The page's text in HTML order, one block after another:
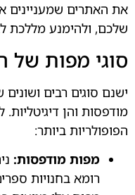
את האתרים שמעניינים
שלכם, ולהימנע מללכת
סוגי מפות של
ישנם סוגים רבים
מודפסות והן
הפופולריות ביותר:
מפות מודפסות:
רומא בחנויות